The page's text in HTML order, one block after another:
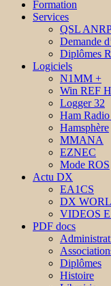
Formation
Services
QSL
Demande
Diplômes
Logiciels
N1MM +
Win REF
Logger 32
Ham
Hamsphère
MMANA
EZNEC
Mode ROS
Actu DX
EA1CS
DX
VIDEOS
PDF docs
Diplômes
Histoire